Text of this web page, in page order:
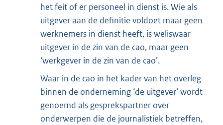
het feit of er personeel in dienst is. Wie als
uitgever aan de definitie voldoet maar geen
werknemers in dienst heeft, is weliswaar
uitgever in de zin van de cao, maar geen
‘werkgever in de zin van de cao’.
Waar in de cao in het kader van het overleg
binnen de onderneming ‘de uitgever’ wordt
genoemd als gesprekspartner over
onderwerpen die de journalistiek betreffen,